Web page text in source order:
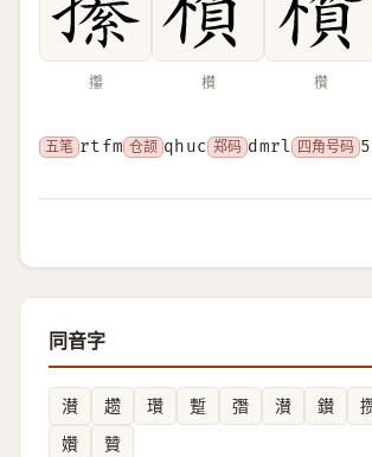
攥 櫕 欑
五笔 rtfm 仓颉 qhuc 郑码 dmrl 四角号码
同音字
濽 趱 瓚 蹔 㣅 濽 鑚
㜺
贊